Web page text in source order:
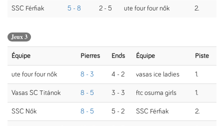
SSC Férfiak 5 - 8 2 - 5 ute four four nők 2.
Jeux 3
Équipe Pierres Ends Équipe Piste
ute four four nők 8 - 3 4 - 2 vasas ice ladies 1.
Vasas SC Titánok 8 - 5 3 - 3 ftc osuma girls 1.
SSC Nők 8 - 5 5 - 2 SSC Férfiak 2.